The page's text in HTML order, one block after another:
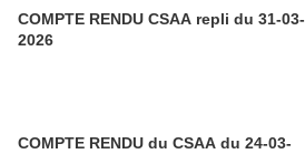
COMPTE RENDU CSAA repli du 31-03-
2026
COMPTE RENDU du CSAA du 24-03-